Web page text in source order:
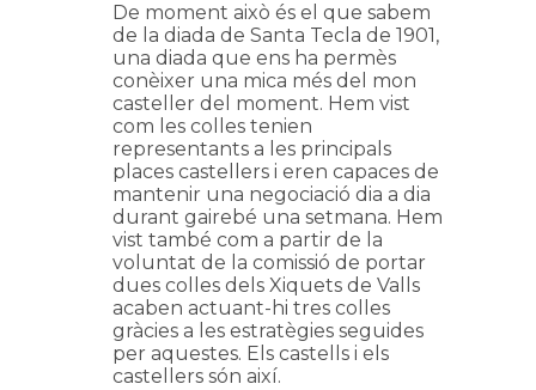
De moment això és el que sabem
de la diada de Santa Tecla de 1901,
una diada que ens ha permès
conèixer una mica més del mon
casteller del moment. Hem vist
com les colles tenien
representants a les principals
places castellers i eren capaces de
mantenir una negociació dia a dia
durant gairebé una setmana. Hem
vist també com a partir de la
voluntat de la comissió de portar
dues colles dels Xiquets de Valls
acaben actuant-hi tres colles
gràcies a les estratègies seguides
per aquestes. Els castells i els
castellers són així.